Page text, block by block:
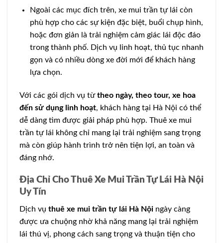
Ngoài các mục đích trên, xe mui trần tự lái còn
phù hợp cho các sự kiện đặc biệt, buổi chụp hình,
hoặc đơn giản là trải nghiệm cảm giác lái độc đáo
trong thành phố. Dịch vụ linh hoạt, thủ tục nhanh
gọn và có nhiều dòng xe đời mới để khách hàng
lựa chọn.
Với các gói dịch vụ từtheo ngày, theo tour, xe hoa
đến sử dụng linh hoạt, khách hàng tại Hà Nội có thể
dễ dàng tìm được giải pháp phù hợp. Thuê xe mui
trần tự lái không chỉ mang lại trải nghiệm sang trọng
mà còn giúp hành trình trở nên tiện lợi, an toàn và
đáng nhớ.
Địa Chỉ Cho Thuê Xe Mui Trần Tự Lái Hà Nội
Uy Tín
Dịch vụ thuê xe mui trần tự lái Hà Nội ngày càng
được ưa chuộng nhờ khả năng mang lại trải nghiệm
lái thú vị, phong cách sang trọng và thuận tiện cho